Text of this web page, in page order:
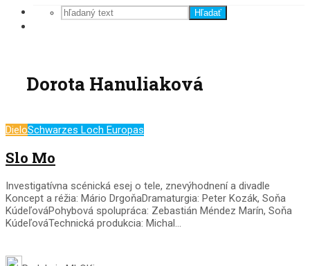
Hľadať
Dorota Hanuliaková
DieloSchwarzes Loch Europas
Slo Mo
Investigatívna scénická esej o tele, znevýhodnení a divadle
Koncept a réžia: Mário DrgoňaDramaturgia: Peter Kozák, Soňa
KúdeľováPohybová spolupráca: Zebastián Méndez Marín, Soňa
KúdeľováTechnická produkcia: Michal...